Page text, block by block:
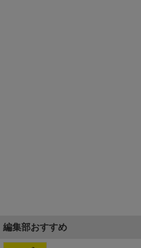
編集部おすすめ